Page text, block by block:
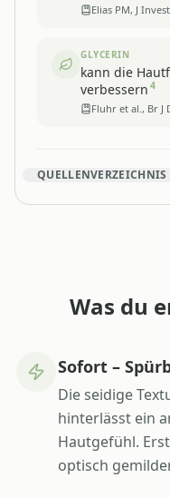
Elias PM, J
GLYCERIN
kann die
verbessern 4
Fluhr et al., Br J
QUELLENVERZEICHNIS
Was du
Sofort –
Die seidige
hinterlässt ein
Hautgefühl.
optisch